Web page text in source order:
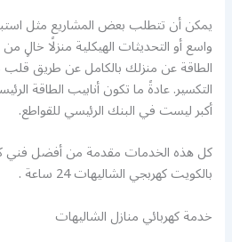
يمكن أن تتطلب بعض المشاريع مثل
واسع أو التحديثات الهيكلية منزلًا خالٍ
الطاقة عن منزلك بالكامل عن طريق
التكسير. عادةً ما تكون أنابيب الطاقة
أكبر ليست في البنك الرئيسي للقواطع.
كل هذه الخدمات مقدمة من أفضل فني
بالكويت كهربجي الشاليهات 24 ساعة .
خدمة كهربائي منازل الشاليهات